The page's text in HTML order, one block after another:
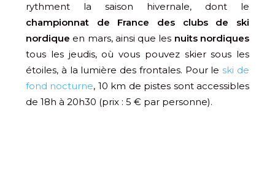
rythment la saison hivernale, dont le
championnat de France des clubs de ski
nordique en mars, ainsi que les nuits nordiques
tous les jeudis, où vous pouvez skier sous les
étoiles, à la lumière des frontales. Pour leski de
fond nocturne, 10 km de pistes sont accessibles
de 18h à 20h30 (prix : 5 € par personne).